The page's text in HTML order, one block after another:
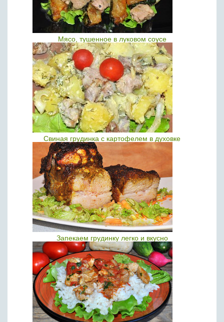
Мясо, тушенное в луковом соусе
Свиная грудинка с картофелем в духовке
Запекаем грудинку легко и вкусно